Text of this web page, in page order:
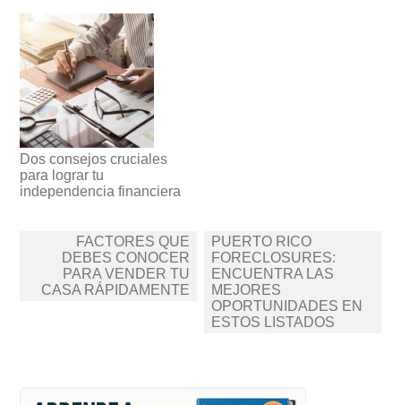
Dos consejos cruciales
para lograr tu
independencia financiera
Navegación
entradas
FACTORES QUE
DEBES CONOCER
PARA VENDER TU
CASA RÁPIDAMENTE
PUERTO RICO
FORECLOSURES:
ENCUENTRA LAS
MEJORES
OPORTUNIDADES EN
ESTOS LISTADOS